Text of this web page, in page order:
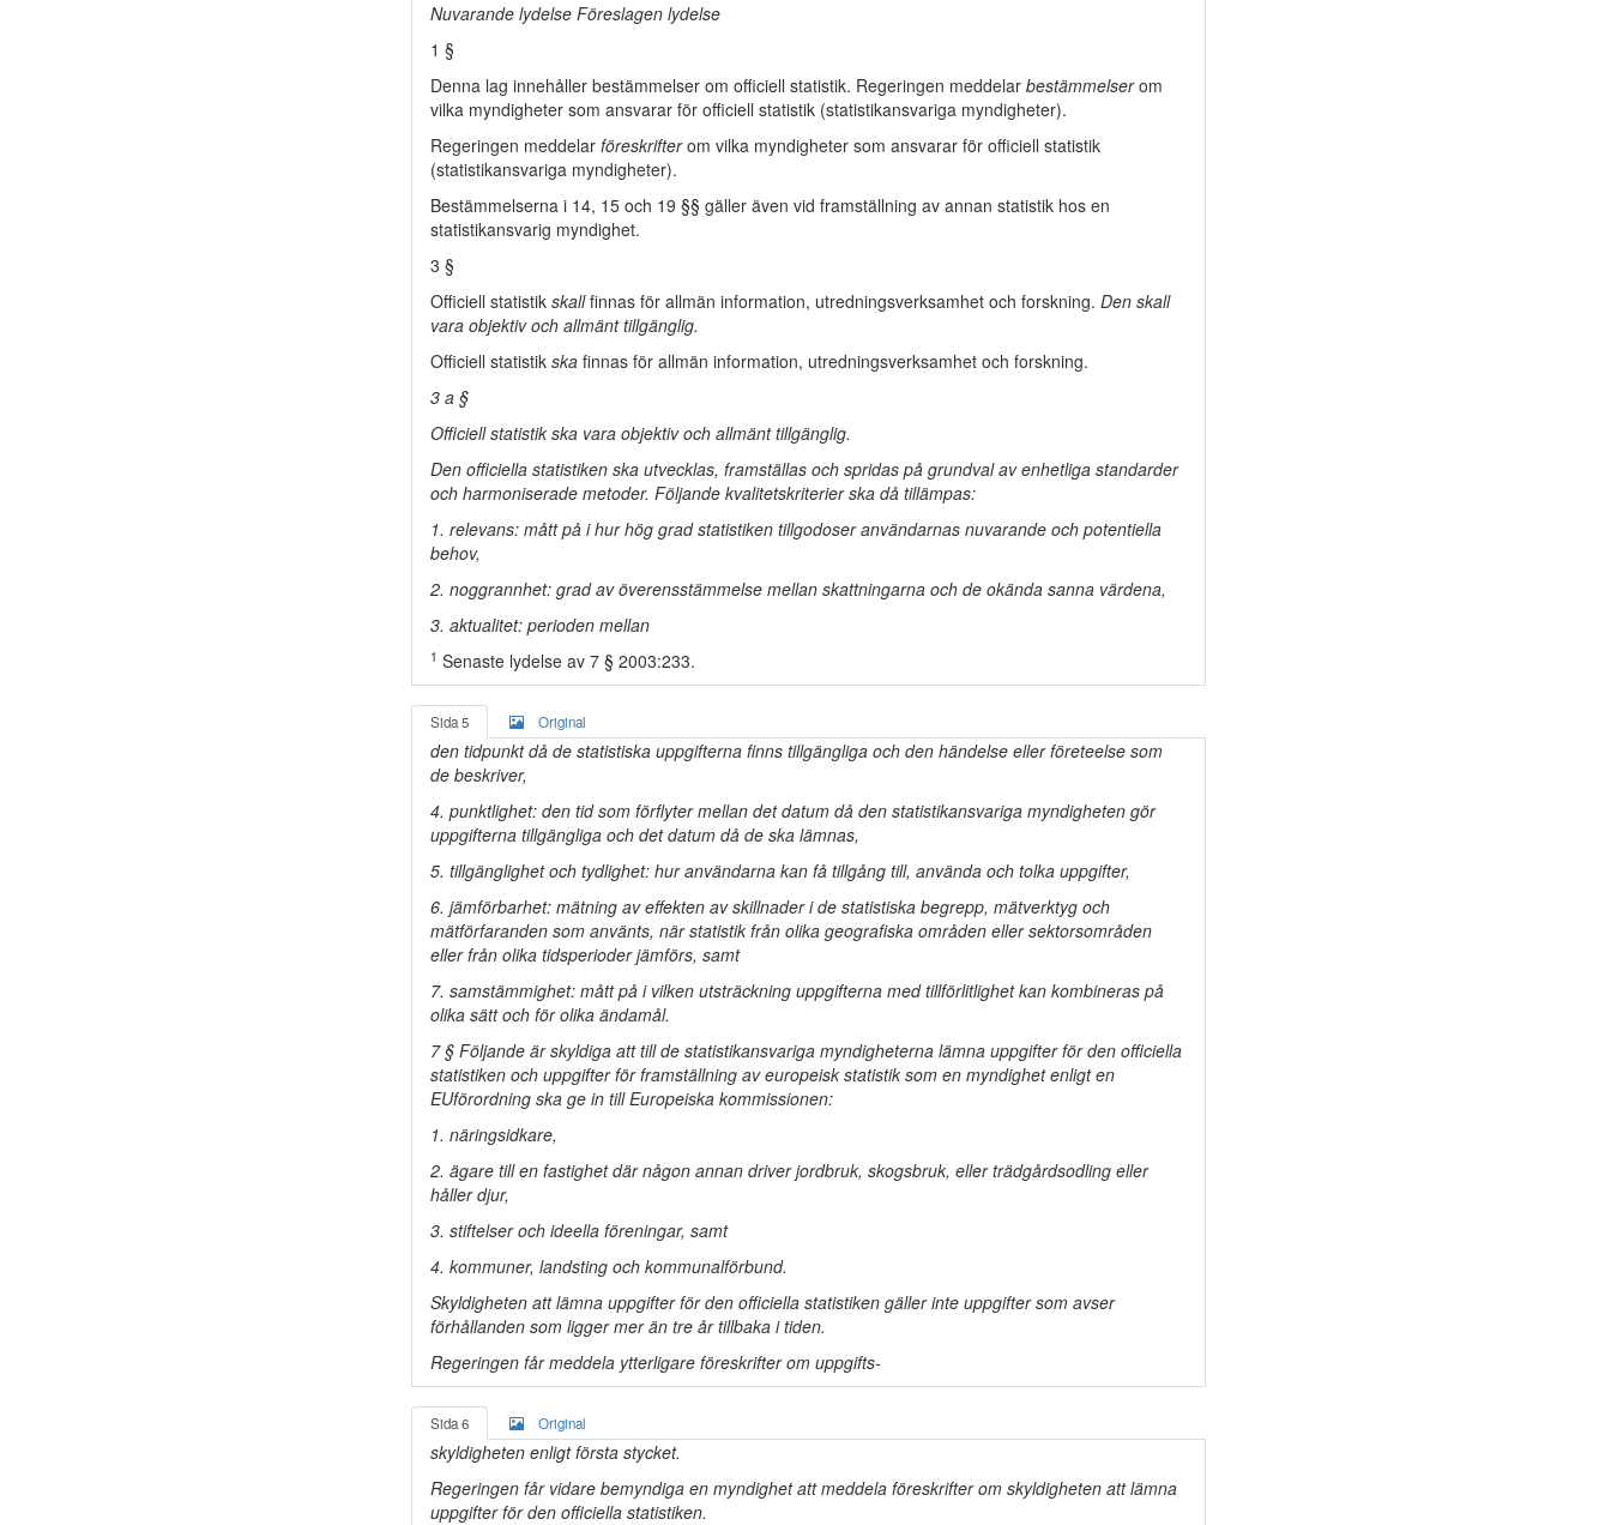
Nuvarande lydelse Föreslagen lydelse
1 §
Denna lag innehåller bestämmelser om officiell statistik. Regeringen meddelar bestämmelserom
vilka myndigheter som ansvarar för officiell statistik (statistikansvariga myndigheter).
Regeringen meddelar föreskrifterom vilka myndigheter som ansvarar för officiell statistik
(statistikansvariga myndigheter).
Bestämmelserna i 14, 15 och 19 §§ gäller även vid framställning av annan statistik hos en
statistikansvarig myndighet.
3 §
Officiell statistik skallfinnas för allmän information, utredningsverksamhet och forskning. Den skall
vara objektiv och allmänt tillgänglig.
Officiell statistik ska finnas för allmän information, utredningsverksamhet och forskning.
3 a §
Officiell statistik ska vara objektiv och allmänt tillgänglig.
Den officiella statistiken ska utvecklas, framställas och spridas på grundval av enhetliga standarder
och harmoniserade metoder. Följande kvalitetskriterier ska då tillämpas:
1. relevans: mått på i hur hög grad statistiken tillgodoser användarnas nuvarande och potentiella
behov,
2. noggrannhet: grad av överensstämmelse mellan skattningarna och de okända sanna värdena,
3. aktualitet: perioden mellan
1 Senaste lydelse av 7 § 2003:233.
Sida 5 Original
den tidpunkt då de statistiska uppgifterna finns tillgängliga och den händelse eller företeelse som
de beskriver,
4. punktlighet: den tid som förflyter mellan det datum då den statistikansvariga myndigheten gör
uppgifterna tillgängliga och det datum då de ska lämnas,
5. tillgänglighet och tydlighet: hur användarna kan få tillgång till, använda och tolka uppgifter,
6. jämförbarhet: mätning av effekten av skillnader i de statistiska begrepp, mätverktyg och
mätförfaranden som använts, när statistik från olika geografiska områden eller sektorsområden
eller från olika tidsperioder jämförs, samt
7. samstämmighet: mått på i vilken utsträckning uppgifterna med tillförlitlighet kan kombineras på
olika sätt och för olika ändamål.
7 § Följande är skyldiga att till de statistikansvariga myndigheterna lämna uppgifter för den officiella
statistiken och uppgifter för framställning av europeisk statistik som en myndighet enligt en
EUförordning ska ge in till Europeiska kommissionen:
1. näringsidkare,
2. ägare till en fastighet där någon annan driver jordbruk, skogsbruk, eller trädgårdsodling eller
håller djur,
3. stiftelser och ideella föreningar, samt
4. kommuner, landsting och kommunalförbund.
Skyldigheten att lämna uppgifter för den officiella statistiken gäller inte uppgifter som avser
förhållanden som ligger mer än tre år tillbaka i tiden.
Regeringen får meddela ytterligare föreskrifter om uppgifts-
Sida 6 Original
skyldigheten enligt första stycket.
Regeringen får vidare bemyndiga en myndighet att meddela föreskrifter om skyldigheten att lämna
uppgifter för den officiella statistiken.